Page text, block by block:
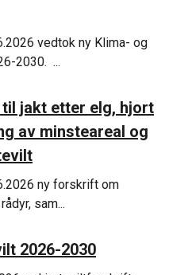
vedtok ny Klima- og
2030. ...
jakt etter elg, hjort
av minsteareal og
ny forskrift om
sam...
2026-2030